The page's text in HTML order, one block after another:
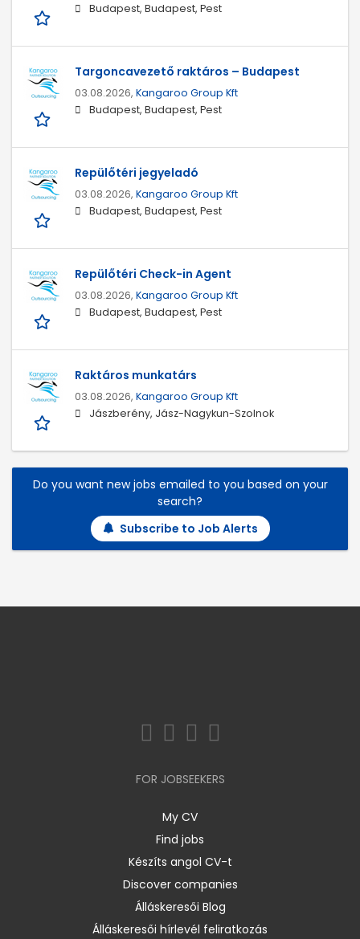
Budapest, Budapest, Pest
Targoncavezető raktáros – Budapest
03.08.2026, Kangaroo Group Kft
Budapest, Budapest, Pest
Repülőtéri jegyeladó
03.08.2026, Kangaroo Group Kft
Budapest, Budapest, Pest
Repülőtéri Check-in Agent
03.08.2026, Kangaroo Group Kft
Budapest, Budapest, Pest
Raktáros munkatárs
03.08.2026, Kangaroo Group Kft
Jászberény, Jász-Nagykun-Szolnok
Do you want new jobs emailed to you based on your
search?
Subscribe to Job Alerts
FOR JOBSEEKERS
My CV
Find jobs
Készíts angol CV-t
Discover companies
Álláskeresői Blog
Álláskeresői hírlevél feliratkozás